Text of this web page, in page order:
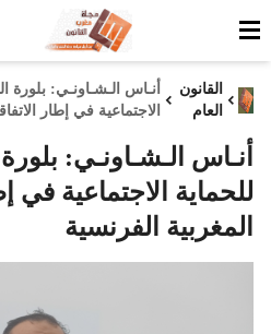
القانون
العام
أنـاس الـشـاونـي: بلورة
الاجتماعية في إطار
أنـاس الـشـاونـي:
للحماية الاجتماعية في
المغربية الفرنسية